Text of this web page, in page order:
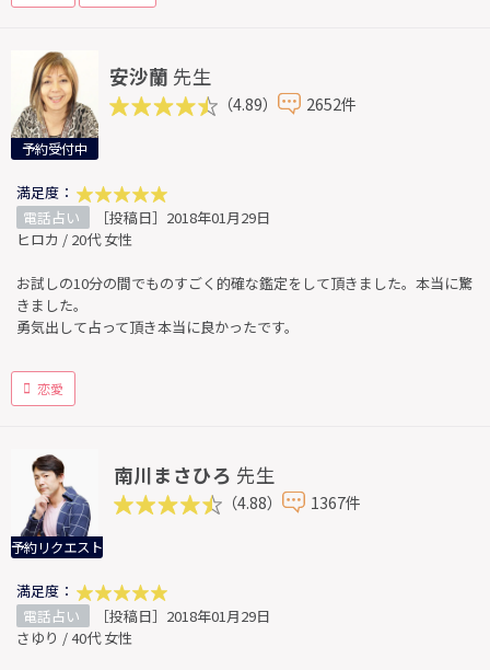
予約受付中
安沙蘭 先生
（4.89） 2652件
満足度：
電話占い
［投稿日］2018年01月29日
ヒロカ / 20代 女性
お試しの10分の間でものすごく的確な鑑定をして頂きました。本当に驚
きました。
勇気出して占って頂き本当に良かったです。
恋愛
予約リクエスト
南川まさひろ 先生
（4.88） 1367件
満足度：
電話占い
［投稿日］2018年01月29日
さゆり / 40代 女性